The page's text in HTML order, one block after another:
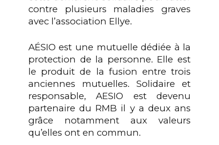
contre plusieurs maladies graves
avec l’association Ellye.
AÉSIO est une mutuelle dédiée à la
protection de la personne. Elle est
le produit de la fusion entre trois
anciennes mutuelles. Solidaire et
responsable,AESIO est devenu
partenaire du RMB il y a deux ans
grâce notamment aux valeurs
qu’elles ont en commun.